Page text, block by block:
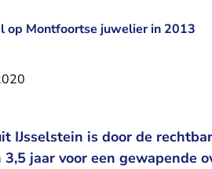
op Montfoortse juwelier in 2013
IJsselstein is door de
jaar voor een gewapende